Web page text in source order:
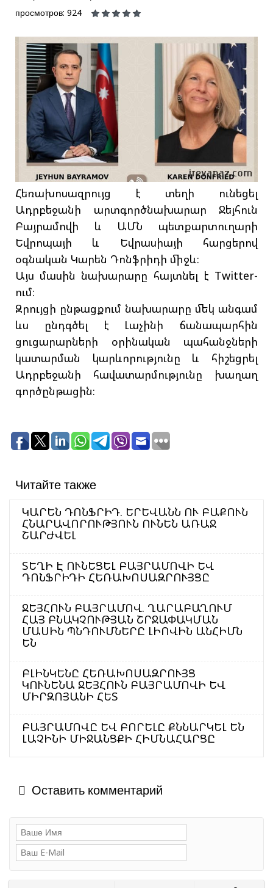
просмотров: 924
Հեռախոսազրույց է տեղի ունեցել
Ադրբեջանի արտգործնախարար Ջեյհուն
Բայրամովի և ԱՄՆ պետքարտուղարի
Եվրոպայի և Եվրասիայի հարցերով
օգնական Կարեն Դոնֆրիդի միջև։
Այս մասին նախարարը հայտնել է Twitter-
ում։
Զրույցի ընթացքում նախարարը մեկ անգամ
ևս ընդգծել է Լաչինի ճանապարհին
ցուցարարների օրինական պահանջների
կատարման կարևորությունը և հիշեցրել
Ադրբեջանի հավատարմությունը խաղաղ
գործընթացին։
Читайте также
ԿԱՐԵՆ ԴՈՆՖՐԻԴ. ԵՐԵՎԱՆՆ ՈՒ ԲԱՔՈՒՆ
ՀՆԱՐԱՎՈՐՈՒԹՅՈՒՆ ՈՒՆԵՆ ԱՌԱՋ
ՇԱՐԺՎԵԼ
ՏԵՂԻ Է ՈՒՆԵՑԵԼ ԲԱՅՐԱՄՈՎԻ ԵՎ
ԴՈՆՖՐԻԴԻ ՀԵՌԱԽՈՍԱԶՐՈՒՅՑԸ
ՋԵՅՀՈՒՆ ԲԱՅՐԱՄՈՎ. ՂԱՐԱԲԱՂՈՒՄ
ՀԱՅ ԲՆԱԿՉՈՒԹՅԱՆ ՇՐՋԱՓԱԿՄԱՆ
ՄԱՍԻՆ ՊՆԴՈՒՄՆԵՐԸ ԼԻՈՎԻՆ ԱՆՀԻՄՆ
ԵՆ
ԲԼԻՆԿԵՆԸ ՀԵՌԱԽՈՍԱԶՐՈՒՅՑ
ԿՈՒՆԵՆԱ ՋԵՅՀՈՒՆ ԲԱՅՐԱՄՈՎԻ ԵՎ
ՄԻՐԶՈՅԱՆԻ ՀԵՏ
ԲԱՅՐԱՄՈՎԸ ԵՎ ԲՈՐԵԼԸ ՔՆՆԱՐԿԵԼ ԵՆ
ԼԱՉԻՆԻ ՄԻՋԱՆՑՔԻ ՀԻՄՆԱՀԱՐՑԸ
Оставить комментарий